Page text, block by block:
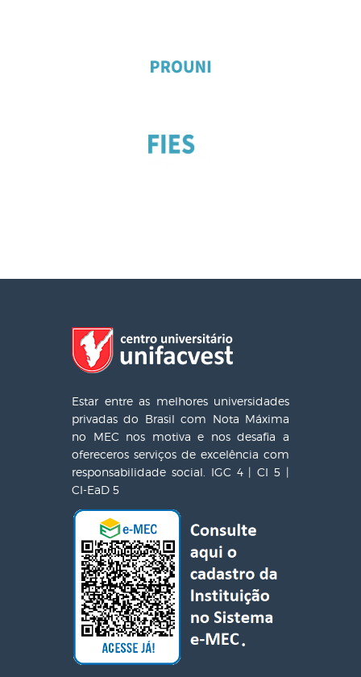
Estar entre as melhores universidades
privadas do Brasil com Nota Máxima
no MEC nos motiva e nos desafia a
ofereceros serviços de excelência com
responsabilidade social. IGC 4 | CI 5 |
CI-EaD 5